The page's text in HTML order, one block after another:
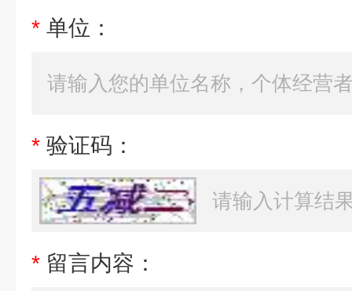
* 单位：
* 验证码：
* 留言内容：